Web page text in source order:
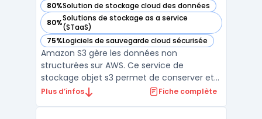
80%Solution de stockage cloud des données
— voir Amazon S3 dans cette catégorie
80%Solutions de stockage as a service
(STaaS)
— voir Amazon S3 dans cette catégorie
75%Logiciels de sauvegarde cloud sécurisée
— voir Amazon S3 dans cette catégorie
Amazon S3 gère les données non
structurées sur AWS. Ce service de
stockage objet s3 permet de conserver et
récupérer tout volume de fichiers. Les
Plus d’infos Fiche complète